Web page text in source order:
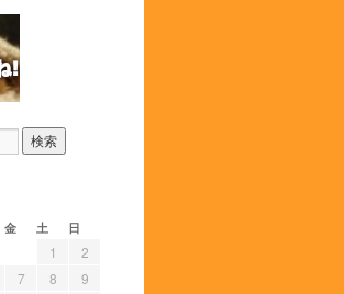
金 土 日
1
2
7 8
9